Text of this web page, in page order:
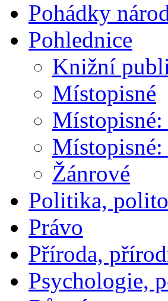
Pohádky
Pohlednice
Knižní
Místopisné
Žánrové
Politika,
Právo
Příroda,
Psychologie,